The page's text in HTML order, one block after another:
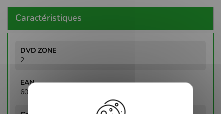
Caractéristiques
d'infos
2
602527807355